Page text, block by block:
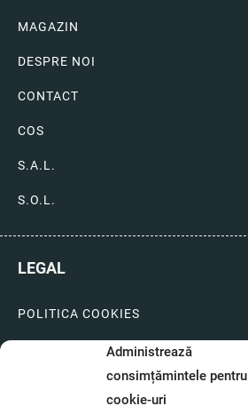
Administrează
consimțămintele pentru
cookie-uri
MAGAZIN
DESPRE NOI
CONTACT
COS
S.A.L.
S.O.L.
LEGAL
POLITICA COOKIES
LIVRARI SI PLATI
GARANTIE SI SERVICE